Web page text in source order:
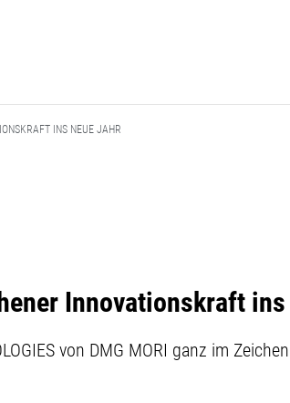
INS NEUE JAHR
Innovationskraft
von DMG MORI ganz im